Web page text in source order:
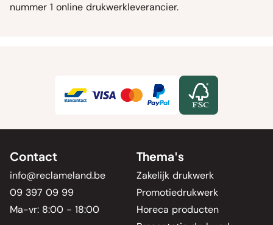
nummer 1 online drukwerkleverancier.
Contact
info@reclameland.be
09 397 09 99
Ma-vr: 8:00 - 18:00
Thema's
Zakelijk drukwerk
Promotiedrukwerk
Horeca producten